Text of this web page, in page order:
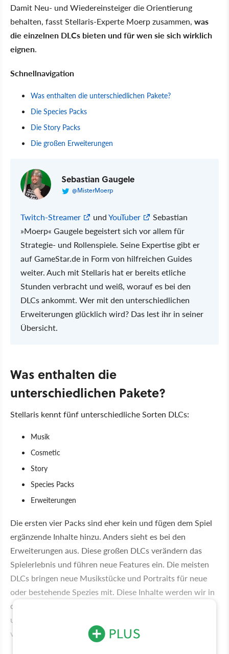
Damit Neu- und Wiedereinsteiger die Orientierung
behalten, fasst Stellaris-Experte Moerp zusammen, was
die einzelnen DLCs bieten und für wen sie sich wirklich
eignen.
Schnellnavigation
Was enthalten die unterschiedlichen Pakete?
Die Species Packs
Die Story Packs
Die großen Erweiterungen
Sebastian Gaugele
@MisterMoerp
Twitch-Streamer undYouTuber
Sebastian
»Moerp« Gaugele begeistert sich vor allem für
Strategie- und Rollenspiele. Seine Expertise gibt er
auf GameStar.de in Form von hilfreichen Guides
weiter. Auch mit Stellaris hat er bereits etliche
Stunden verbracht und weiß, worauf es bei den
DLCs ankommt. Wer mit den unterschiedlichen
Erweiterungen glücklich wird? Das lest ihr in seiner
Übersicht.
Was enthalten die
unterschiedlichen Pakete?
Stellaris kennt fünf unterschiedliche Sorten DLCs:
Musik
Cosmetic
Story
Species Packs
Erweiterungen
Die ersten vier Packs sind eher kein und fügen dem Spiel
ergänzende Inhalte hinzu. Anders sieht es bei den
Erweiterungen aus. Diese großen DLCs verändern das
Spielerlebnis und führen neue Features ein. Die meisten
DLCs bringen neue Musikstücke und Portraits für neue
oder bestehende Spezies mit. Diese Inhalte werden wir in
der folgenden Übersicht nicht berücksichtigen, sondern
uns auf den Teil konzentrieren, der das Gameplay
verändert.